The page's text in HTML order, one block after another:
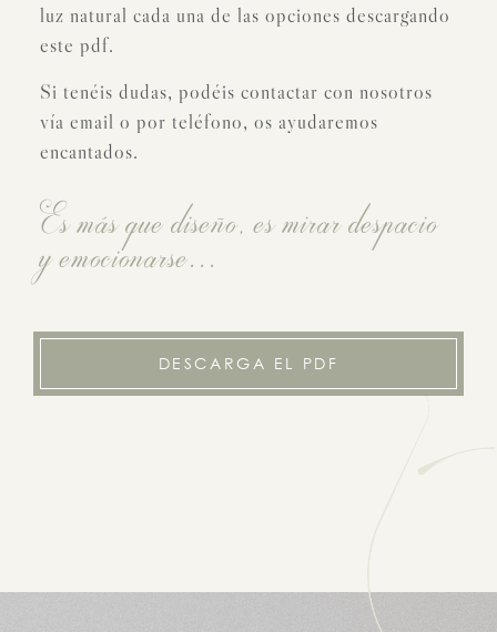
luz natural cada una de las opciones descargando
este pdf.
Si tenéis dudas, podéis contactar con nosotros
vía email o por teléfono, os ayudaremos
encantados.
Es más que diseño, es mirar despacio
y emocionarse...
DESCARGA EL PDF